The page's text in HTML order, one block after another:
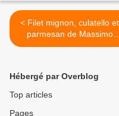
< Filet mignon, culatello et
parmesan de Massimo
Spigaroli
Hébergé par Overblog
Top articles
Pages